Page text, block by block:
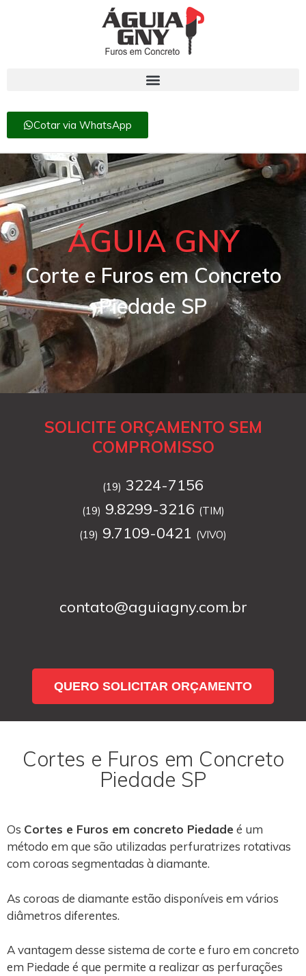
Cotar via WhatsApp
ÁGUIA GNY
Corte e Furos em Concreto
Piedade SP
SOLICITE ORÇAMENTO SEM
COMPROMISSO
(19) 3224-7156
(19) 9.8299-3216 (TIM)
(19) 9.7109-0421 (VIVO)
contato@aguiagny.com.br
QUERO SOLICITAR ORÇAMENTO
Cortes e Furos em Concreto
Piedade SP
Os Cortes e Furos em concreto Piedade é um
método em que são utilizadas perfuratrizes rotativas
com coroas segmentadas à diamante.
As coroas de diamante estão disponíveis em vários
diâmetros diferentes.
A vantagem desse sistema de corte e furo em concreto
em Piedade é que permite a realizar as perfurações